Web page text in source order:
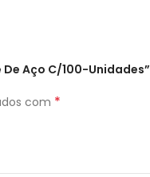
Aço C/100-Unidades”
com *